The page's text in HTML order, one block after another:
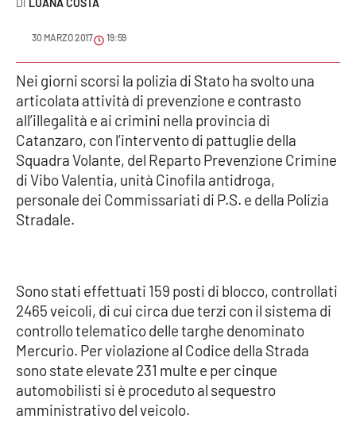
Cultura
Podcast
Meteo
Editoriali
VIDEO
Ambiente
Cultura
Economia e Lavoro
Politica
30 MARZO 2017 19:59
Nei giorni scorsi la polizia di Stato ha svolto una
articolata attività di prevenzione e contrasto
all’illegalità e ai crimini nella provincia di
Catanzaro, con l’intervento di pattuglie della
Squadra Volante, del Reparto Prevenzione Crimine
di Vibo Valentia, unità Cinofila antidroga,
personale dei Commissariati di P.S. e della Polizia
Stradale.
Sono stati effettuati 159 posti di blocco, controllati
2465 veicoli, di cui circa due terzi con il sistema di
controllo telematico delle targhe denominato
Mercurio. Per violazione al Codice della Strada
sono state elevate 231 multe e per cinque
automobilisti si è proceduto al sequestro
amministrativo del veicolo.